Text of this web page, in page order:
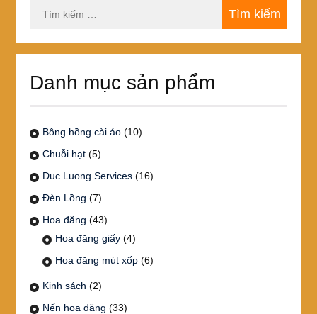
kiếm
Danh mục sản phẩm
Bông hồng cài áo (10)
Chuỗi hạt (5)
Duc Luong Services (16)
Đèn Lồng (7)
Hoa đăng (43)
Hoa đăng giấy (4)
Hoa đăng mút xốp (6)
Kinh sách (2)
Nến hoa đăng (33)